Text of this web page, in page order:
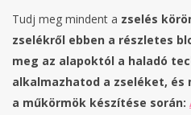
Tudj meg mindent a zselés
zselékről ebben a részletes
meg az alapoktól a haladó
alkalmazhatod a zseléket,
a műkörmök készítése során: